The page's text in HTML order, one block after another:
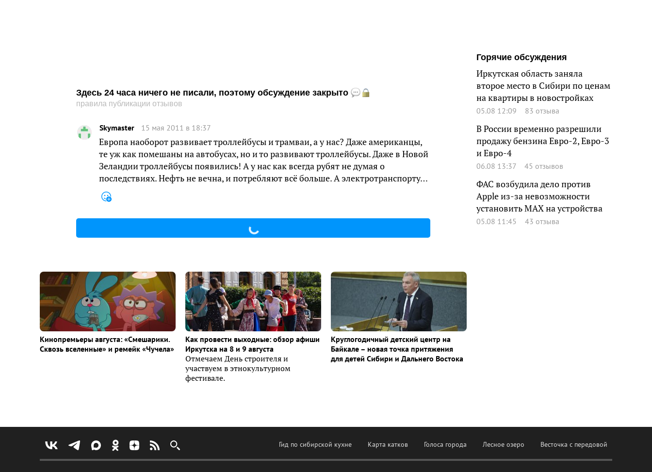
Здесь 24 часа ничего не писали, поэтому обсуждение закрыто
правила публикации отзывов
Skymaster 15 мая 2011 в 18:37
Европа наоборот развивает троллейбусы и трамваи, а у нас? Даже американцы,
те уж как помешаны на автобусах, но и то развивают троллейбусы. Даже в Новой
Зеландии троллейбусы появились! А у нас как всегда рубят не думая о
последствиях. Нефть не вечна, и потребляют всё больше. А электротранспорту…
Горячие обсуждения
Иркутская область заняла
второе место в Сибири по ценам
на квартиры в новостройках
05.08 12:09 83 отзыва
В России временно разрешили
продажу бензина Евро-2, Евро-3
и Евро-4
06.08 13:37 45 отзывов
ФАС возбудила дело против
Apple из-за невозможности
установить MAX на устройства
05.08 11:45 43 отзыва
Кинопремьеры августа: «Смешарики.
Сквозь вселенные» и ремейк «Чучела»
Как провести выходные: обзор афиши
Иркутска на 8 и 9 августа
Отмечаем День строителя и
участвуем в этнокультурном
фестивале.
Круглогодичный детский центр на
Байкале – новая точка притяжения
для детей Сибири и Дальнего Востока
Гид по сибирской кухне Карта катков Голоса города Лесное озеро Весточка с передовой